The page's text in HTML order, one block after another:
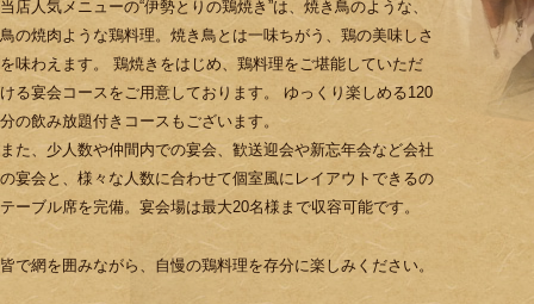
当店人気メニューの“伊勢とりの鶏焼き”は、焼き鳥のような、
鳥の焼肉ような鶏料理。焼き鳥とは一味ちがう、鶏の美味しさ
を味わえます。 鶏焼きをはじめ、鶏料理をご堪能していただ
ける宴会コースをご用意しております。 ゆっくり楽しめる120
分の飲み放題付きコースもございます。
また、少人数や仲間内での宴会、歓送迎会や新忘年会など会社
の宴会と、様々な人数に合わせて個室風にレイアウトできるの
テーブル席を完備。宴会場は最大20名様まで収容可能です。
皆で網を囲みながら、自慢の鶏料理を存分に楽しみください。